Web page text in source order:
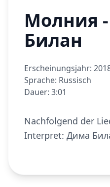
Молния
Билан
Erscheinungsjahr:
Sprache: Russisch
Dauer: 3:01
Nachfolgend der
Interpret: Дима